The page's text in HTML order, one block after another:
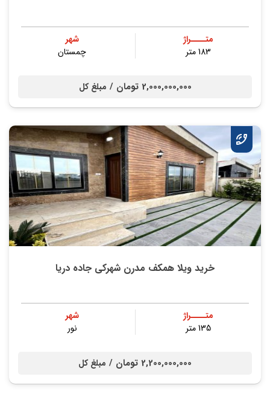
متــــراژ
183 متر
شهر
چمستان
2,000,000,000 تومان / مبلغ کل
خرید ویلا همکف مدرن شهرکی جاده دریا
متــــراژ
135 متر
شهر
نور
2,200,000,000 تومان / مبلغ کل